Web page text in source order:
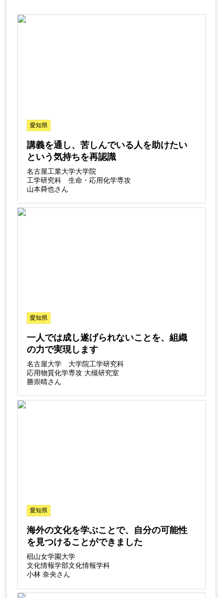
愛知県
講義を通し、苦しんでいる人を助けたい
という気持ちを再認識
名古屋工業大学大学院
工学研究科 生命・応用化学専攻
山本舜也さん
愛知県
一人では成し遂げられないことを、組織
の力で実現します
名古屋大学 大学院工学研究科
応用物質化学専攻 大槻研究室
勝崇晴さん
愛知県
海外の文化を学ぶことで、自分の可能性
を見つけることができました
椙山女学園大学
文化情報学部文化情報学科
小林 奈央さん